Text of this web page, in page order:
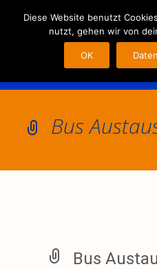
Bus
Bus
MENU
Diese Website benutzt
nutzt, gehen wir von
OK